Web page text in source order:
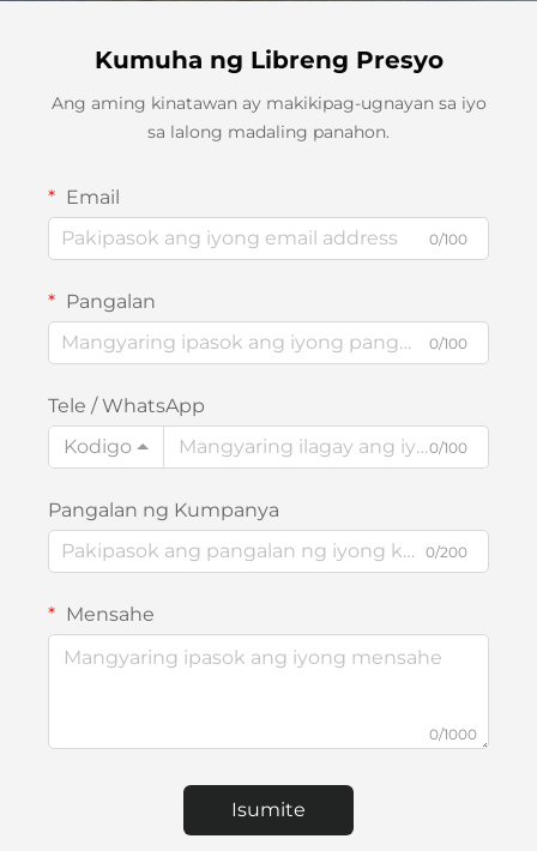
Kumuha ng Libreng Presyo
Ang aming kinatawan ay makikipag-ugnayan sa iyo
sa lalong madaling panahon.
Email
0/100
Pangalan
0/100
Tele / WhatsApp
Kodigo
0/100
Pangalan ng Kumpanya
0/200
Mensahe
0/1000
Isumite